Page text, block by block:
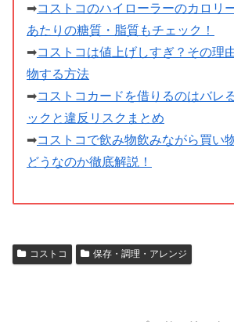
➡コストコのハイローラーのカロリ
あたりの糖質・脂質もチェック！
➡コストコは値上げしすぎ？その理
物する方法
➡コストコカードを借りるのはバレ
ックと違反リスクまとめ
➡コストコで飲み物飲みながら買い
どうなのか徹底解説！
コストコ 保存・調理・アレンジ